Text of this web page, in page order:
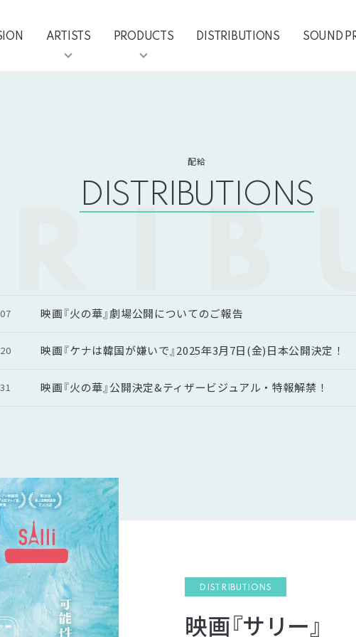
ARTISTS PRODUCTS DISTRIBUTIONS SOUND
配給
DISTRIBUTIONS
映画『火の華』劇場公開についてのご報告
映画『ケナは韓国が嫌いで』2025年3月7日(金)日本公開決定！
映画『火の華』公開決定&ティザービジュアル・特報解禁！
DISTRIBUTIONS
映画『サリー』